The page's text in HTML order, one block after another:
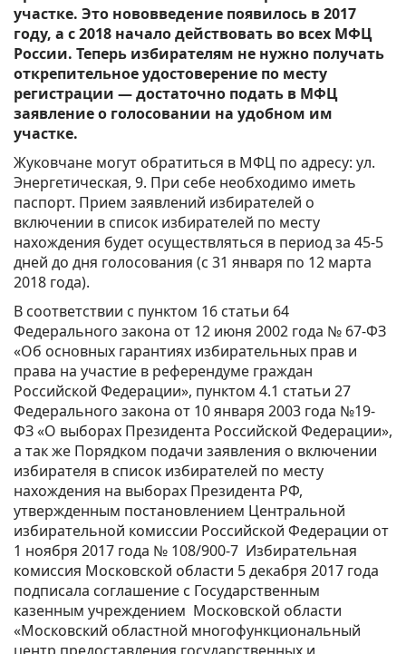
участке. Это нововведение появилось в 2017
году, а с 2018 начало действовать во всех МФЦ
России. Теперь избирателям не нужно получать
открепительное удостоверение по месту
регистрации — достаточно подать в МФЦ
заявление о голосовании на удобном им
участке.
Жуковчане могут обратиться в МФЦ по адресу: ул.
Энергетическая, 9. При себе необходимо иметь
паспорт. Прием заявлений избирателей о
включении в список избирателей по месту
нахождения будет осуществляться в период за 45-5
дней до дня голосования (с 31 января по 12 марта
2018 года).
В соответствии с пунктом 16 статьи 64
Федерального закона от 12 июня 2002 года № 67-ФЗ
«Об основных гарантиях избирательных прав и
права на участие в референдуме граждан
Российской Федерации», пунктом 4.1 статьи 27
Федерального закона от 10 января 2003 года №19-
ФЗ «О выборах Президента Российской Федерации»,
а так же Порядком подачи заявления о включении
избирателя в список избирателей по месту
нахождения на выборах Президента РФ,
утвержденным постановлением Центральной
избирательной комиссии Российской Федерации от
1 ноября 2017 года № 108/900-7 Избирательная
комиссия Московской области 5 декабря 2017 года
подписала соглашение с Государственным
казенным учреждением Московской области
«Московский областной многофункциональный